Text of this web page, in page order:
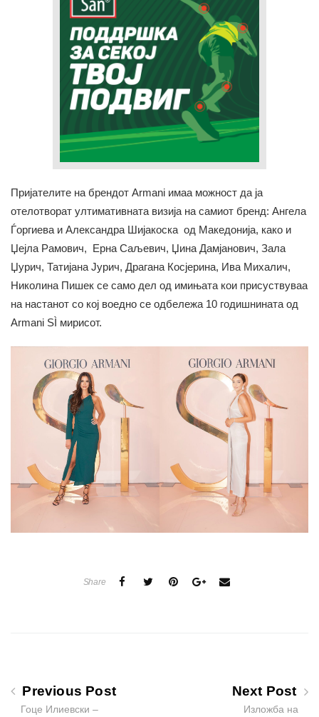
Пријателите на брендот Armani имаа можност да ја
отелотворат ултимативната визија на самиот бренд: Ангела
Ѓоргиева и Александра Шијакоска од Македонија, како и
Џејла Рамович, Ерна Саљевич, Џина Дамјанович, Зала
Џурич, Татијана Јурич, Драгана Косјерина, Ива Михалич,
Николина Пишек се само дел од имињата кои присуствуваа
на настанот со кој воедно се одбележа 10 годишнината од
Armani SÌ мирисот.
Share
Previous Post
Гоце Илиевски –
Next Post
Изложба на